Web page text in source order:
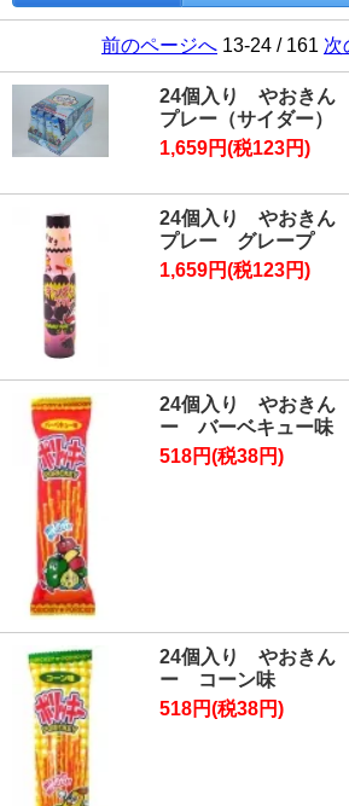
前のページへ 13-24 / 161 次
24個入り やおきん
プレー（サイダー）
1,659円(税123円)
24個入り やおきん
プレー グレープ
1,659円(税123円)
24個入り やおきん
ー バーベキュー味
518円(税38円)
24個入り やおきん
ー コーン味
518円(税38円)